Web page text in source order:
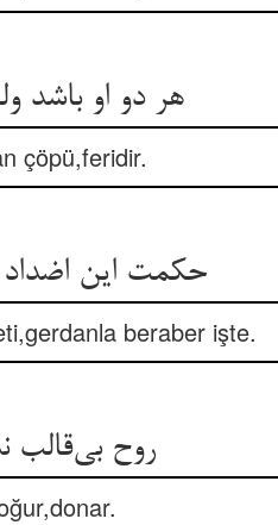
هر دو او باشد ولیک از ریع زرع ** دانه باشد اصل و آن که پره فرع
çöpü,feridir.
beraber işte.